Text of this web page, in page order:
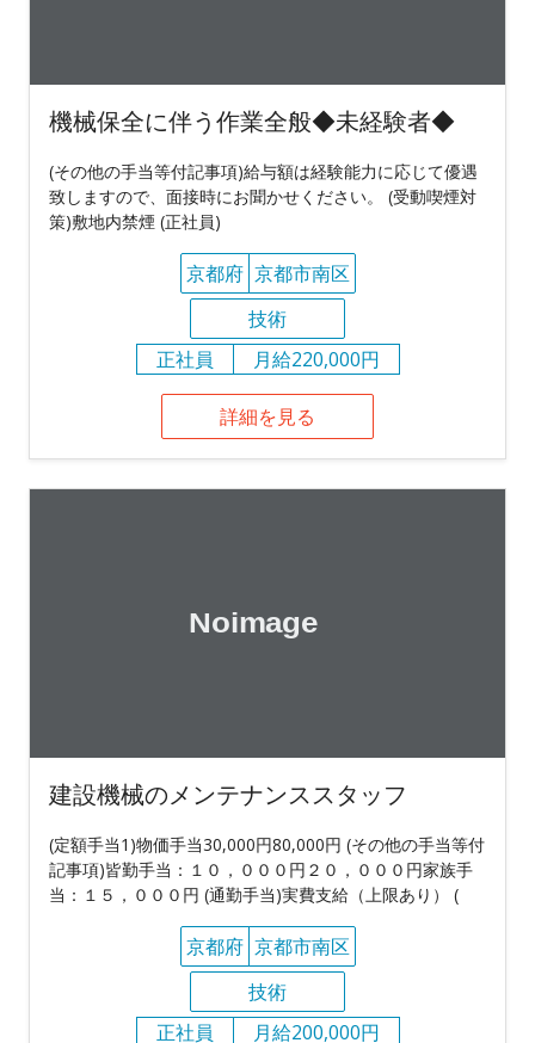
機械保全に伴う作業全般◆未経験者◆
(その他の手当等付記事項)給与額は経験能力に応じて優遇
致しますので、面接時にお聞かせください。 (受動喫煙対
策)敷地内禁煙 (正社員)
京都府 京都市南区
技術
正社員
月給220,000円
詳細を見る
建設機械のメンテナンススタッフ
(定額手当1)物価手当30,000円80,000円 (その他の手当等付
記事項)皆勤手当：１０，０００円２０，０００円家族手
当：１５，０００円 (通勤手当)実費支給（上限あり） (
京都府 京都市南区
技術
正社員
月給200,000円